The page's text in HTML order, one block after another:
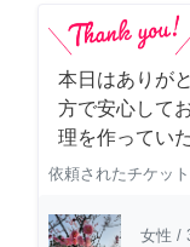
本日はありが
方で安心して
理を作ってい
依頼されたチケット
女性 /